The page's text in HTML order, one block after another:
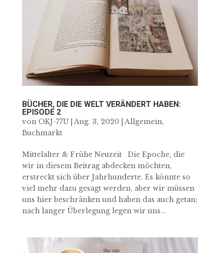
BÜCHER, DIE DIE WELT VERÄNDERT HABEN:
EPISODE 2
von OKJ-77U|Aug. 3, 2020 |Allgemein,
Buchmarkt
Mittelalter & Frühe Neuzeit Die Epoche, die
wir in diesem Beitrag abdecken möchten,
erstreckt sich über Jahrhunderte. Es könnte so
viel mehr dazu gesagt werden, aber wir müssen
uns hier beschränken und haben das auch getan;
nach langer Überlegung legen wir uns...